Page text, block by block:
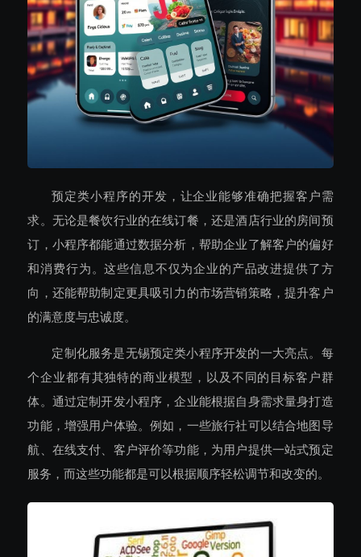
预定类小程序的开发，让企业能够准确把握客户需
求。无论是餐饮行业的在线订餐，还是酒店行业的房间预
订，小程序都能通过数据分析，帮助企业了解客户的偏好
和消费行为。这些信息不仅为企业的产品改进提供了方
向，还能帮助制定更具吸引力的市场营销策略，提升客户
的满意度与忠诚度。
定制化服务是无锡预定类小程序开发的一大亮点。每
个企业都有其独特的商业模型，以及不同的目标客户群
体。通过定制开发小程序，企业能根据自身需求量身打造
功能，增强用户体验。例如，一些旅行社可以结合地图导
航、在线支付、客户评价等功能，为用户提供一站式预定
服务，而这些功能都是可以根据顺序轻松调节和改变的。